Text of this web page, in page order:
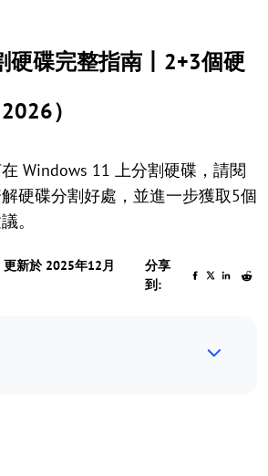
碟完整指南丨2+3個硬
）
Windows 11 上分割硬碟，請閱
硬碟分割好處，並進一步獲取5個
。
新於 2025年12月
分享
到: